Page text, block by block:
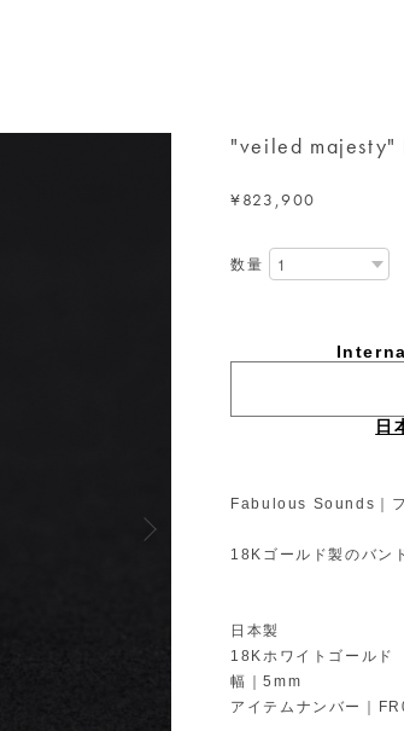
"veiled majesty"
¥823,900
数量
日
Fabulous Sounds｜
18Kゴールド製のバン
日本製
18Kホワイトゴールド
幅｜5mm
アイテムナンバー｜